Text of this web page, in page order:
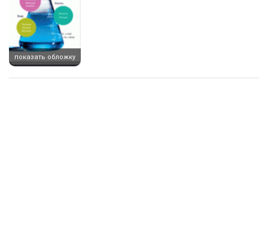
показать обложку